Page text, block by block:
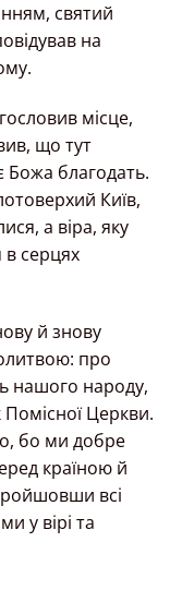
святий
на
місце,
що тут
Божа благодать.
Київ,
а віра, яку
в серцях
й знову
про
нашого народу,
Церкви.
бо ми добре
країною й
всі
у вірі та